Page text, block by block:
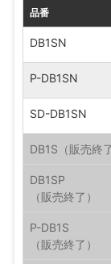
品番
DB1SN
P-DB1SN
SD-DB1SN
DB1S
DB1SP
P-DB1S